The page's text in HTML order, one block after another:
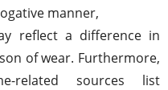
manner,
reflect a difference in
of wear. Furthermore,
related sources list